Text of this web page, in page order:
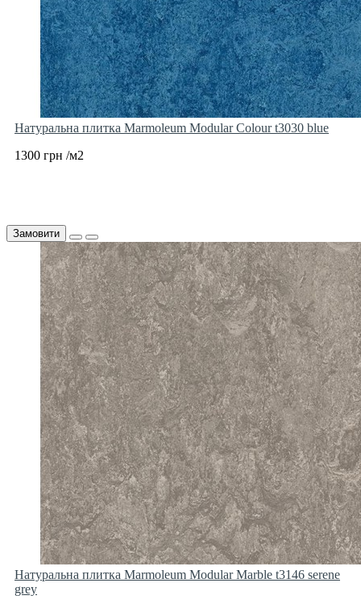
Натуральна плитка Marmoleum Modular Colour t3030 blue
1300 грн /м2
Замовити
Натуральна плитка Marmoleum Modular Marble t3146 serene
grey